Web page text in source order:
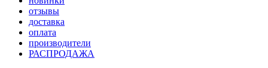
отзывы
доставка
оплата
производители
РАСПРОДАЖА